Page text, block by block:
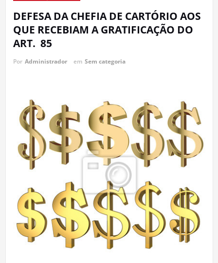
DEFESA DA CHEFIA DE CARTÓRIO AOS
QUE RECEBIAM A GRATIFICAÇÃO DO
ART. 85
Por Administrador em Sem categoria